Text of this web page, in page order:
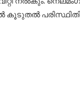
പരിസ്ഥിതി